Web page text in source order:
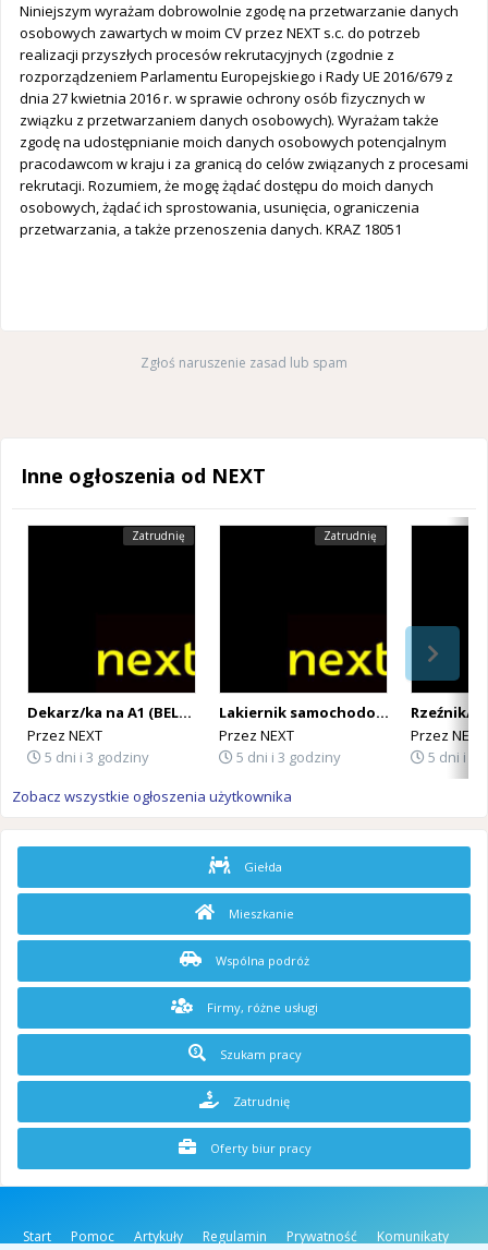
Niniejszym wyrażam dobrowolnie zgodę na przetwarzanie danych
osobowych zawartych w moim CV przez NEXT s.c. do potrzeb
realizacji przyszłych procesów rekrutacyjnych (zgodnie z
rozporządzeniem Parlamentu Europejskiego i Rady UE 2016/679 z
dnia 27 kwietnia 2016 r. w sprawie ochrony osób fizycznych w
związku z przetwarzaniem danych osobowych). Wyrażam także
zgodę na udostępnianie moich danych osobowych potencjalnym
pracodawcom w kraju i za granicą do celów związanych z procesami
rekrutacji. Rozumiem, że mogę żądać dostępu do moich danych
osobowych, żądać ich sprostowania, usunięcia, ograniczenia
przetwarzania, a także przenoszenia danych. KRAZ 18051
Zgłoś naruszenie zasad lub spam
Inne ogłoszenia od NEXT
Zatrudnię
Dekarz/ka na A1 (BELGIA)
Przez NEXT
5 dni i 3 godziny
Zatrudnię
Lakiernik samochodowy na A1 (BELGIA)
Przez NEXT
5 dni i 3 godziny
Przez NEXT
5 dni i 3
Zobacz wszystkie ogłoszenia użytkownika
Giełda
Mieszkanie
Wspólna podróż
Firmy, różne usługi
Szukam pracy
Zatrudnię
Oferty biur pracy
Start Pomoc Artykuły Regulamin Prywatność
Komunikaty